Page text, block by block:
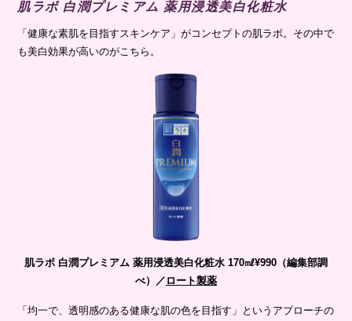
肌ラボ 白潤プレミアム 薬用浸透美白化粧水
「健康な素肌を目指すスキンケア」がコンセプトの肌ラボ。その中で
も美白効果が高いのがこちら。
肌ラボ 白潤プレミアム 薬用浸透美白化粧水 170㎖¥990（編集部調
べ）／ ロート製薬
「均一で、透明感のある健康な肌の色を目指す」というアプローチの